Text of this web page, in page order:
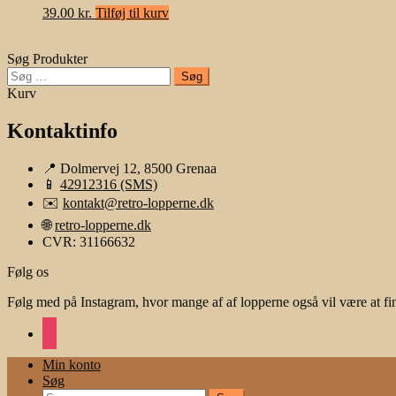
39.00 kr. Tilføj til kurv
Søg Produkter
Søg
efter:
Kurv
Kontaktinfo
📍 Dolmervej 12, 8500 Grenaa
📱 42912316 (SMS)
✉️ kontakt@retro-lopperne.dk
🌐retro-lopperne.dk
CVR: 31166632
Følg os
Følg med på Instagram, hvor mange af af lopperne også vil være at
Min konto
Søg